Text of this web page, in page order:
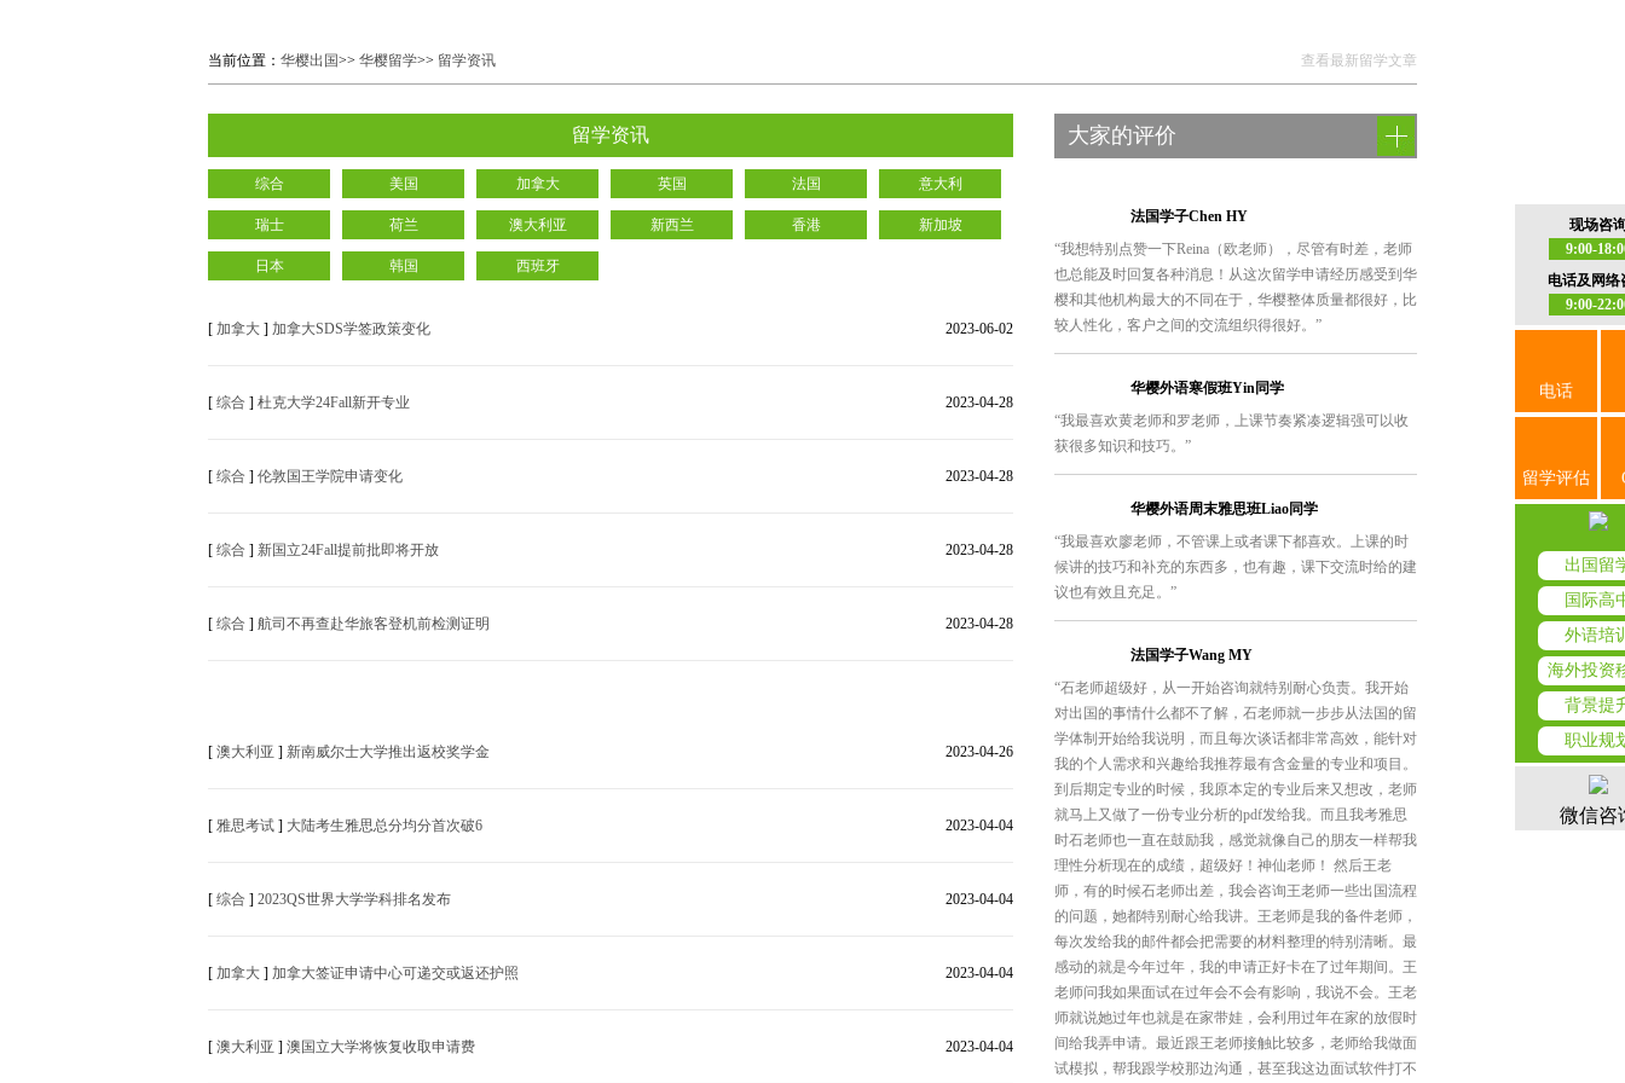
当前位置： 华樱出国>> 华樱留学>> 留学资讯 查看最新留学文章
留学资讯
综合 美国 加拿大 英国 法国 意大利
瑞士 荷兰 澳大利亚 新西兰 香港 新加坡
日本 韩国 西班牙
2023-06-02
[ 加拿大 ] 加拿大SDS学签政策变化
2023-04-28
[ 综合 ] 杜克大学24Fall新开专业
2023-04-28
[ 综合 ] 伦敦国王学院申请变化
2023-04-28
[ 综合 ] 新国立24Fall提前批即将开放
2023-04-28
[ 综合 ] 航司不再查赴华旅客登机前检测证明
2023-04-26
[ 澳大利亚 ] 新南威尔士大学推出返校奖学金
2023-04-04
[ 雅思考试 ] 大陆考生雅思总分均分首次破6
2023-04-04
[ 综合 ] 2023QS世界大学学科排名发布
2023-04-04
[ 加拿大 ] 加拿大签证申请中心可递交或返还护照
2023-04-04
[ 澳大利亚 ] 澳国立大学将恢复收取申请费
大家的评价
法国学子Chen HY
“我想特别点赞一下Reina（欧老师），尽管有时差，老师
也总能及时回复各种消息！从这次留学申请经历感受到华
樱和其他机构最大的不同在于，华樱整体质量都很好，比
较人性化，客户之间的交流组织得很好。”
华樱外语寒假班Yin同学
“我最喜欢黄老师和罗老师，上课节奏紧凑逻辑强可以收
获很多知识和技巧。”
华樱外语周末雅思班Liao同学
“我最喜欢廖老师，不管课上或者课下都喜欢。上课的时
候讲的技巧和补充的东西多，也有趣，课下交流时给的建
议也有效且充足。”
法国学子Wang MY
“石老师超级好，从一开始咨询就特别耐心负责。我开始
对出国的事情什么都不了解，石老师就一步步从法国的留
学体制开始给我说明，而且每次谈话都非常高效，能针对
我的个人需求和兴趣给我推荐最有含金量的专业和项目。
到后期定专业的时候，我原本定的专业后来又想改，老师
就马上又做了一份专业分析的pdf发给我。而且我考雅思
时石老师也一直在鼓励我，感觉就像自己的朋友一样帮我
理性分析现在的成绩，超级好！神仙老师！ 然后王老
师，有的时候石老师出差，我会咨询王老师一些出国流程
的问题，她都特别耐心给我讲。王老师是我的备件老师，
每次发给我的邮件都会把需要的材料整理的特别清晰。最
感动的就是今年过年，我的申请正好卡在了过年期间。王
老师问我如果面试在过年会不会有影响，我说不会。王老
师就说她过年也就是在家带娃，会利用过年在家的放假时
间给我弄申请。最近跟王老师接触比较多，老师给我做面
试模拟，帮我跟学校那边沟通，甚至我这边面试软件打不
现场咨
9:00-
电话及网络
9:00-
电话
留学评估
出国留
国际高
外语培
海外投资
背景提
职业规
微信咨